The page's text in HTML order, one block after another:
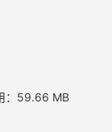
：59.66 MB